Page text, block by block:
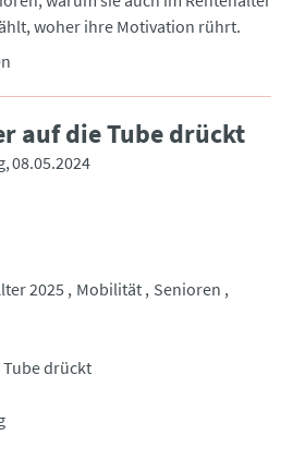
woher ihre Motivation rührt.
auf die Tube drückt
08.05.2024
2025 Mobilität Senioren
drückt